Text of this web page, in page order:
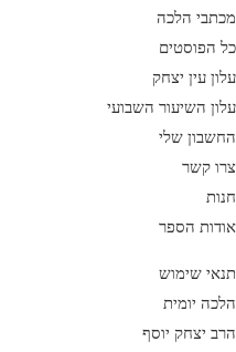
מכתבי הלכה
כל הפוסטים
עלון עין יצחק
עלון השיעור השבועי
החשבון שלי
צרו קשר
חנות
אודות הספר
תנאי שימוש
הלכה יומית
הרב יצחק יוסף